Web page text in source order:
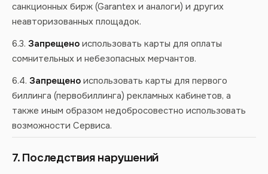
санкционных бирж (Garantex и аналоги) и других
неавторизованных площадок.
6.3. Запрещено использовать карты для оплаты
сомнительных и небезопасных мерчантов.
6.4. Запрещено использовать карты для первого
биллинга (первобиллинга) рекламных кабинетов, а
также иным образом недобросовестно использовать
возможности Сервиса.
7. Последствия нарушений